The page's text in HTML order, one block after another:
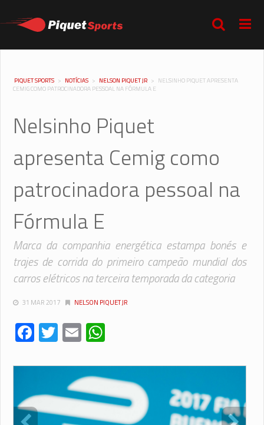
PIQUET SPORTS > NOTÍCIAS > NELSON PIQUET JR > NELSINHO PIQUET APRESENTA
CEMIG COMO PATROCINADORA PESSOAL NA FÓRMULA E
Nelsinho Piquet
apresenta Cemig como
patrocinadora pessoal na
Fórmula E
Marca da companhia energética estampa bonés e
trajes de corrida do primeiro campeão mundial dos
carros elétricos na terceira temporada da categoria
31 MAR 2017 NELSON PIQUET JR
Facebook
Twitter
Email